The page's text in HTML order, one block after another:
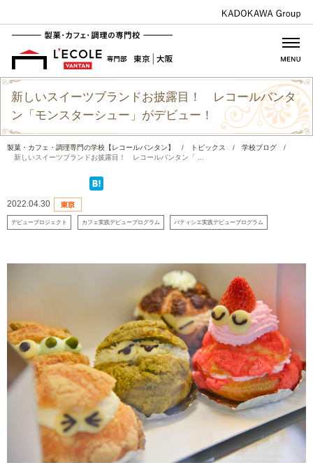
新しいスイーツブランドお披露目！ レコールバンタ
ン「モンスターシュー」がデビュー！
製菓・カフェ・調理専門の学校【レコールバンタン】 / トピックス / 学校ブログ
/
新しいスイーツブランドお披露目！ レコールバンタン「 ...
2022.04.30
デビュープロジェクト カフェ実践デビュープログラム パティシエ実践デビュープログラム